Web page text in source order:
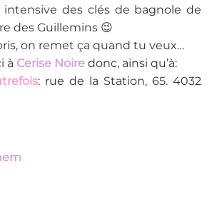
des clés de bagnole de
des Guillemins 😉
on remet ça quand tu veux…
à Cerise Noire donc, ainsi qu’à:
: rue de la Station, 65. 4032